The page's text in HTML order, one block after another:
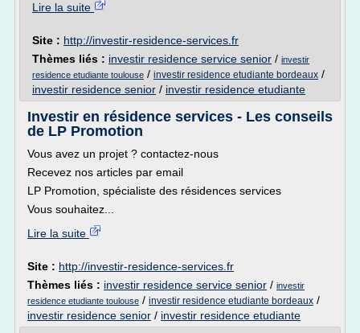
Lire la suite
Site : http://investir-residence-services.fr
Thèmes liés : investir residence service senior / investir
residence etudiante toulouse / investir residence etudiante bordeaux /
investir residence senior / investir residence etudiante
Investir en résidence services - Les conseils
de LP Promotion
Vous avez un projet ? contactez-nous
Recevez nos articles par email
LP Promotion, spécialiste des résidences services
Vous souhaitez...
Lire la suite
Site : http://investir-residence-services.fr
Thèmes liés : investir residence service senior / investir
residence etudiante toulouse / investir residence etudiante bordeaux /
investir residence senior / investir residence etudiante